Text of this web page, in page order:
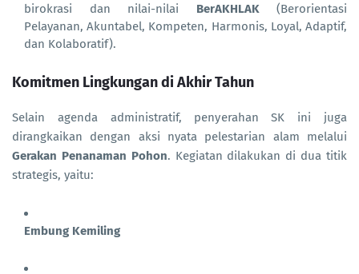
birokrasi dan nilai-nilai BerAKHLAK(Berorientasi
Pelayanan, Akuntabel, Kompeten, Harmonis, Loyal, Adaptif,
dan Kolaboratif).
Komitmen Lingkungan di Akhir Tahun
Selain agenda administratif, penyerahan SK ini juga
dirangkaikan dengan aksi nyata pelestarian alam melalui
Gerakan Penanaman Pohon. Kegiatan dilakukan di dua titik
strategis, yaitu:
Embung Kemiling